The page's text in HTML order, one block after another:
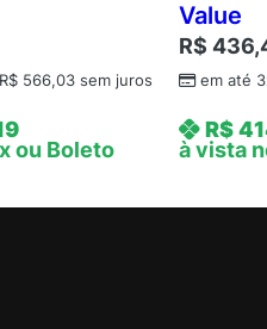
R$ 566,03 sem juros
ou Boleto
Value
R$
em até
R$
à vista